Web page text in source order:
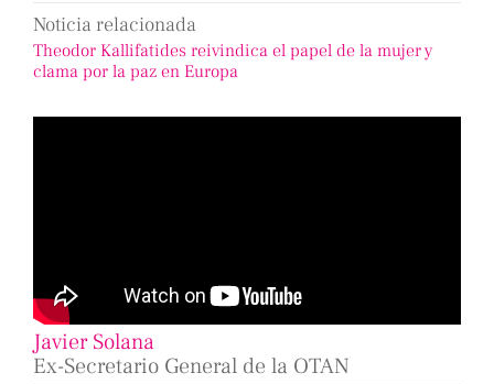
Noticia relacionada
Theodor Kallifatides reivindica el papel de la mujer y
clama por la paz en Europa
Javier Solana
Ex-Secretario General de la OTAN